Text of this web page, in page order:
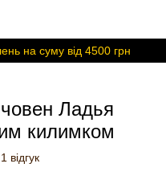
на суму вiд 4500 грн
Ладья
килимком
1 відгук